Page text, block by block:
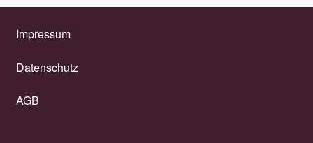
Unique’e Luxury
Impressum
Datenschutz
AGB